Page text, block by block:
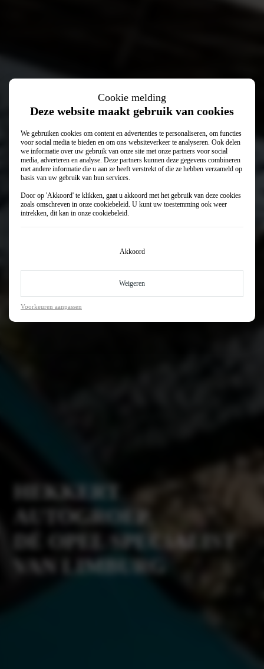
Cookie melding
Deze website maakt gebruik van cookies
We gebruiken cookies om content en advertenties te personaliseren, om functies
voor social media te bieden en om ons websiteverkeer te analyseren. Ook delen
we informatie over uw gebruik van onze site met onze partners voor social
media, adverteren en analyse. Deze partners kunnen deze gegevens combineren
met andere informatie die u aan ze heeft verstrekt of die ze hebben verzameld op
basis van uw gebruik van hun services.
Door op 'Akkoord' te klikken, gaat u akkoord met het gebruik van deze cookies
zoals omschreven in onze cookiebeleid . U kunt uw toestemming ook weer
intrekken, dit kan in onze cookiebeleid
Akkoord
Weigeren
Voorkeuren aanpassen
HEKKERT
AUTOGROEP,
DÉ OPEL SPECIALIST
VAN LIMBURG